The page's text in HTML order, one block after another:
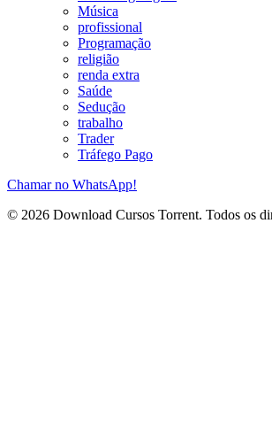
Música
profissional
Programação
religião
renda extra
Saúde
Sedução
trabalho
Trader
Tráfego Pago
Chamar no WhatsApp!
© 2026 Download Cursos Torrent. Todos os